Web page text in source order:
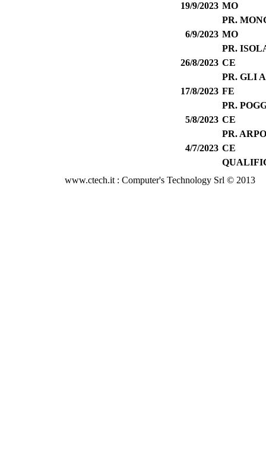
19/9/2023 MO
PR.
6/9/2023 MO
PR.
26/8/2023 CE
PR. GLI
17/8/2023 FE
PR.
5/8/2023 CE
PR.
4/7/2023 CE
www.ctech.it : Computer's Technology Srl © 2013